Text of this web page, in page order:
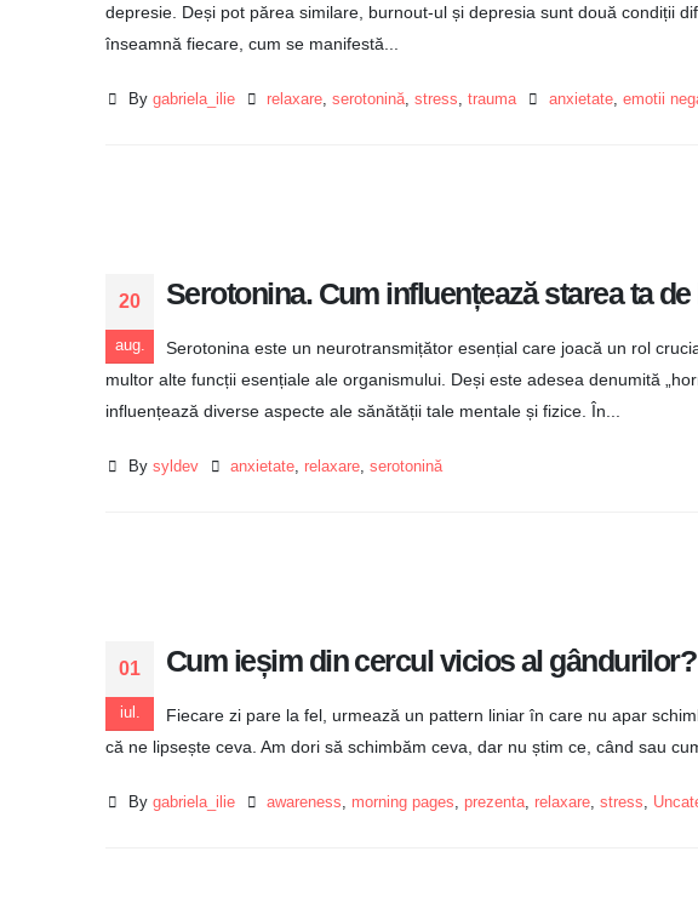
depresie. Deși pot părea similare, burnout-ul și depresia sunt două condiții
înseamnă fiecare, cum se manifestă...
By gabriela_ilie relaxare,serotonină,stress,trauma anxietate, emotii
20
aug.
Serotonina. Cum influențează starea ta
Serotonina este un neurotransmițător esențial care joacă un rol
multor alte funcții esențiale ale organismului. Deși este adesea denumită
influențează diverse aspecte ale sănătății tale mentale și fizice. În...
By syldev anxietate, relaxare,serotonină
01
iul.
Cum ieșim din cercul vicios al
Fiecare zi pare la fel, urmează un pattern liniar în care nu apar
că ne lipsește ceva. Am dori să schimbăm ceva, dar nu știm ce, când sau
By gabriela_ilie awareness, morning pages, prezenta, relaxare,stress,